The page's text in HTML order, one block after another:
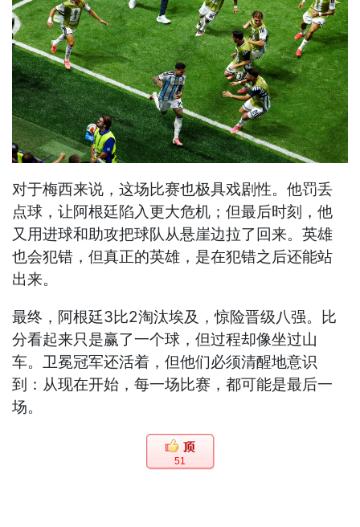
对于梅西来说，这场比赛也极具戏剧性。他罚丢
点球，让阿根廷陷入更大危机；但最后时刻，他
又用进球和助攻把球队从悬崖边拉了回来。英雄
也会犯错，但真正的英雄，是在犯错之后还能站
出来。
最终，阿根廷3比2淘汰埃及，惊险晋级八强。比
分看起来只是赢了一个球，但过程却像坐过山
车。卫冕冠军还活着，但他们必须清醒地意识
到：从现在开始，每一场比赛，都可能是最后一
场。
51